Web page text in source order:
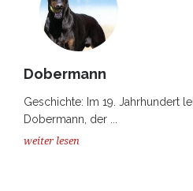
Dobermann
Geschichte: Im 19. Jahrhundert
Dobermann, der ...
weiter lesen